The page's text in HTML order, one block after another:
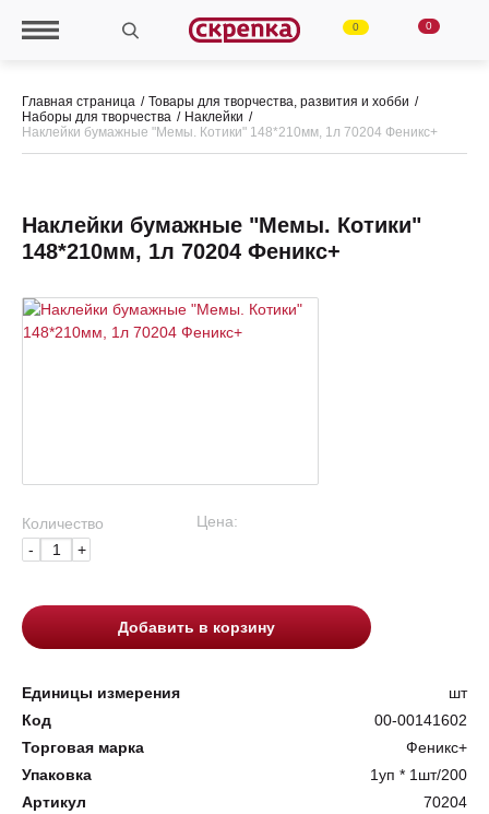
0 0
Главная страница
Товары для творчества, развития и хобби
Наборы для творчества
Наклейки
Наклейки бумажные "Мемы. Котики" 148*210мм, 1л 70204 Феникс+
Количество
-
+
Цена:
Добавить в корзину
Наклейки бумажные "Мемы. Котики"
148*210мм, 1л 70204 Феникс+
Единицы измерения
шт
Код
00-00141602
Торговая марка
Феникс+
Упаковка
1уп * 1шт/200
Артикул
70204